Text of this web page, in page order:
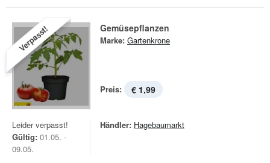
Verpasst! Gemüsepflanzen
Marke: Gartenkrone
Preis: € 1,99
Leider verpasst!
Gültig: 01.05. -
09.05.
Händler: Hagebaumarkt